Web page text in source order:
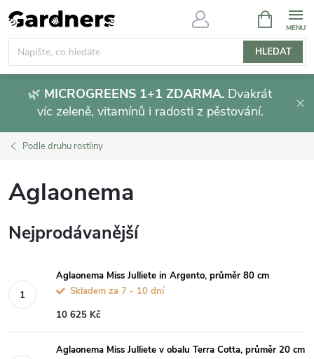
Přejít
na
obsah
HLEDAT
NÁKUPNÍ
KOŠÍK
🌿 MICROGREENS 1+1 ZDARMA. Dvakrát
víc zeleně, vitamínů i radosti z pěstování.
Podle druhu rostliny
Aglaonema
Nejprodávanější
Aglaonema Miss Julliete in Argento, průměr 80 cm
Skladem za 7 - 10 dní
10 625 Kč
Aglaonema Miss Julliete v obalu Terra Cotta, průměr 20 cm